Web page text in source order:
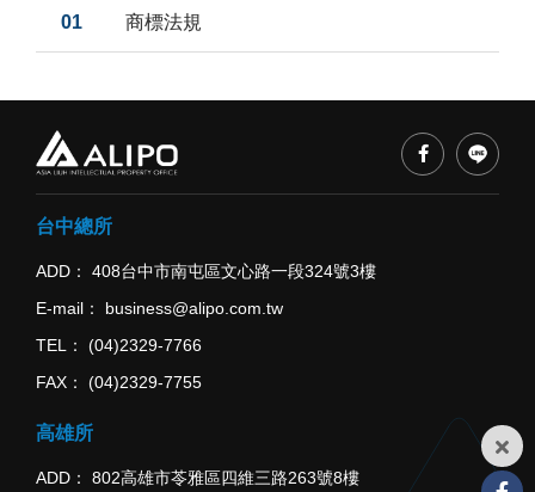
01
商
標
法
規
商標法規
台中總所
ADD
408台中市南屯區文心路一段324號3樓
E-mail
business@alipo.com.tw
TEL
(04)2329-7766
FAX
(04)2329-7755
高雄所
ADD 802高雄市苓雅區四維三路263號8樓